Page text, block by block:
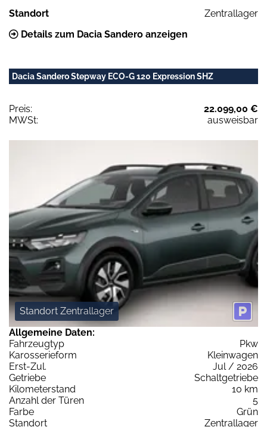
Standort
Zentrallager
Details zum Dacia Sandero anzeigen
Dacia Sandero Stepway ECO-G 120 Expression SHZ
Preis:
22.099,00 €
MWSt:
ausweisbar
Standort Zentrallager
Allgemeine Daten:
Fahrzeugtyp
Pkw
Karosserieform
Kleinwagen
Erst-Zul.
Jul / 2026
Getriebe
Schaltgetriebe
Kilometerstand
10 km
Anzahl der Türen
5
Farbe
Grün
Standort
Zentrallager